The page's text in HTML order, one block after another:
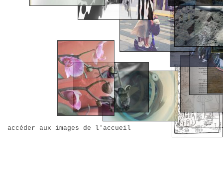
accéder aux images de l'accueil